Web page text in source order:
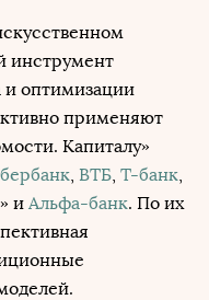
инструмент
и оптимизации
применяют
Капиталу»
, ВТБ, Т-банк,
и Альфа-банк. По их